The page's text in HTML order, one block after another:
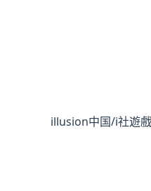
illusion中国/i社遊